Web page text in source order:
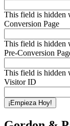
This field is hidden
Conversion Page
This field is hidden
Pre-Conversion
This field is hidden
Visitor ID
¡Empieza Hoy!